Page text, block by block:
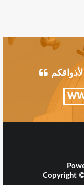
Copyright